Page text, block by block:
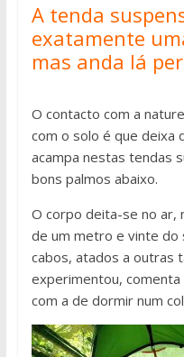
A tenda
exatamente
mas anda lá
O contacto com a
com o solo é que deixa
acampa nestas tendas
bons palmos abaixo.
O corpo deita-se no ar,
de um metro e vinte
cabos, atados a outras
experimentou, comenta
com a de dormir num